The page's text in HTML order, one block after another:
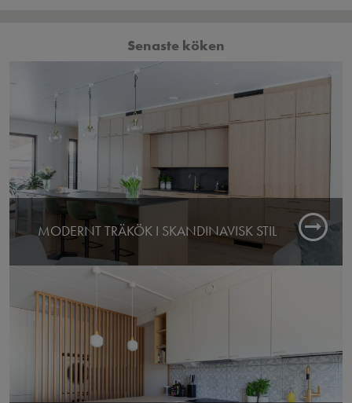
Senaste köken
MODERNT TRÄKÖK I SKANDINAVISK STIL
Färdigt: 2025
Butik: Espoo